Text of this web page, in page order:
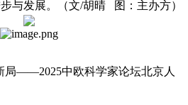
与发展。
（文/胡晴 图：主办方）
局——2025中欧科学家论坛北京人